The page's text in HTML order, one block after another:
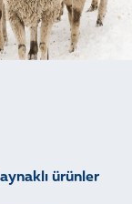
ürünler